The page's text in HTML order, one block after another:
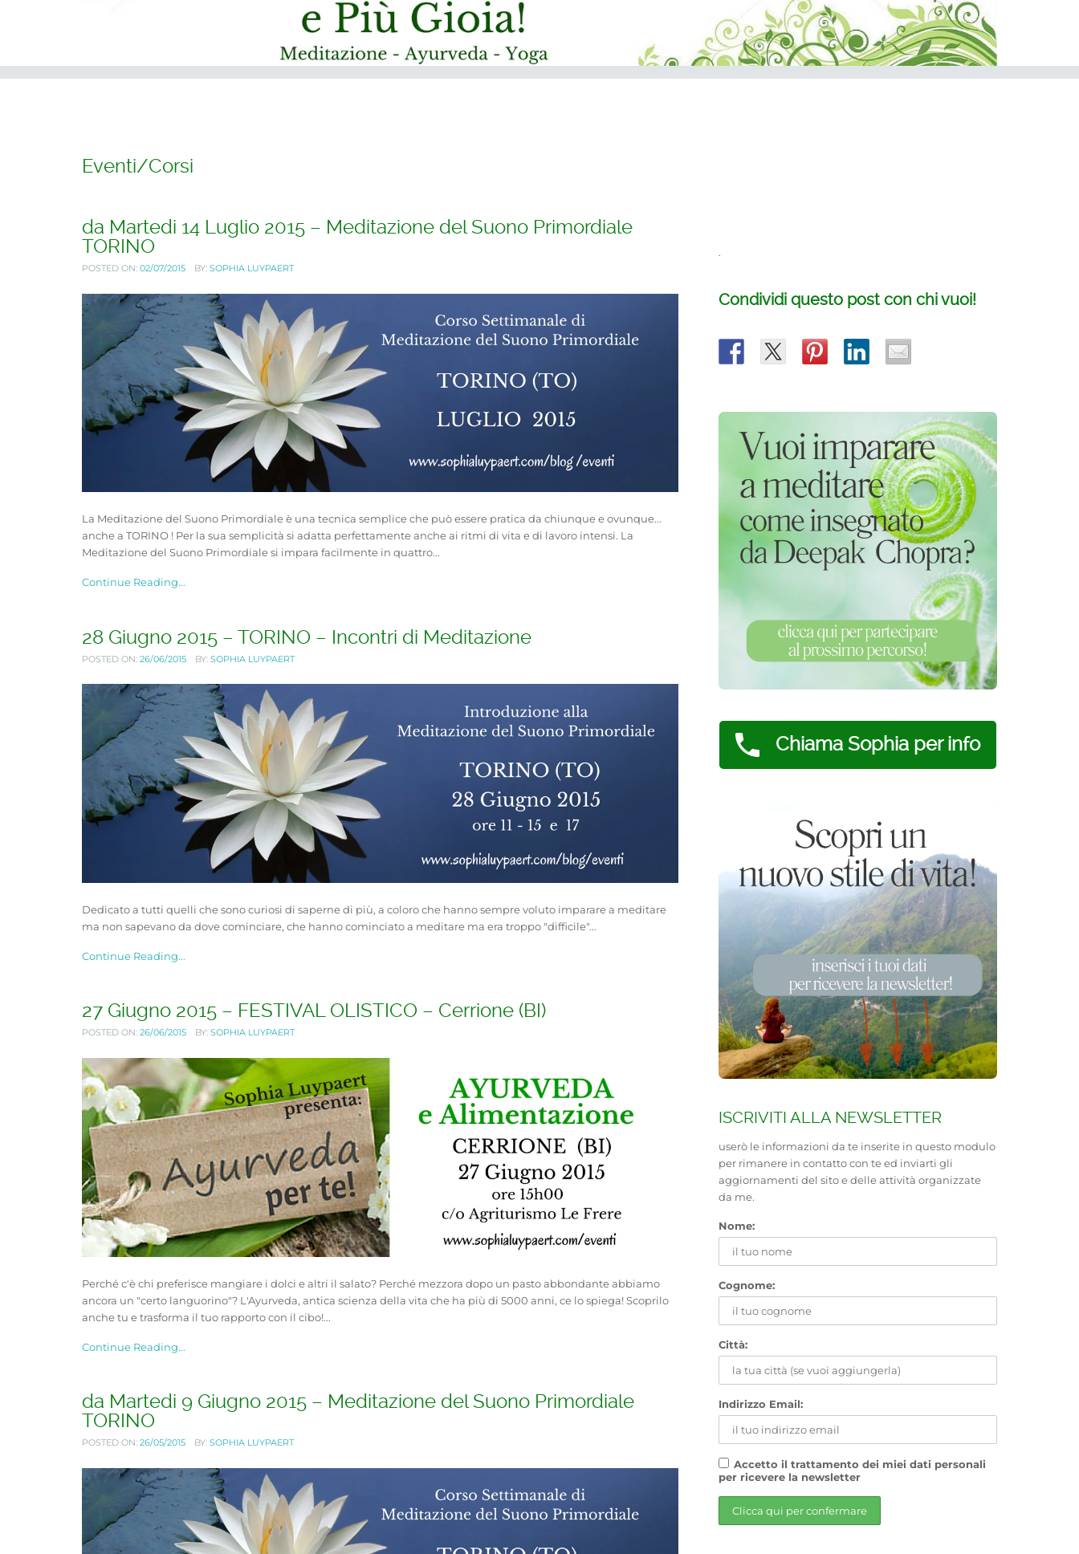
Eventi/Corsi
da Martedi 14 Luglio 2015 – Meditazione del Suono Primordiale
TORINO
POSTED ON: 02/07/2015 BY: SOPHIA LUYPAERT
La Meditazione del Suono Primordiale è una tecnica semplice che può essere pratica da chiunque e ovunque...
anche a TORINO ! Per la sua semplicità si adatta perfettamente anche ai ritmi di vita e di lavoro intensi. La
Meditazione del Suono Primordiale si impara facilmente in quattro...
Continue Reading...
28 Giugno 2015 – TORINO – Incontri di Meditazione
POSTED ON: 26/06/2015 BY: SOPHIA LUYPAERT
Dedicato a tutti quelli che sono curiosi di saperne di più, a coloro che hanno sempre voluto imparare a meditare
ma non sapevano da dove cominciare, che hanno cominciato a meditare ma era troppo "difficile"...
Continue Reading...
27 Giugno 2015 – FESTIVAL OLISTICO – Cerrione (BI)
POSTED ON: 26/06/2015 BY: SOPHIA LUYPAERT
Perché c'è chi preferisce mangiare i dolci e altri il salato? Perché mezzora dopo un pasto abbondante abbiamo
ancora un "certo languorino"? L'Ayurveda, antica scienza della vita che ha più di 5000 anni, ce lo spiega! Scoprilo
anche tu e trasforma il tuo rapporto con il cibo!...
Continue Reading...
da Martedi 9 Giugno 2015 – Meditazione del Suono Primordiale
TORINO
POSTED ON: 26/05/2015 BY: SOPHIA LUYPAERT
.
Condividi questo post con chi vuoi!
Chiama Sophia per info
ISCRIVITI ALLA NEWSLETTER
userò le informazioni da te inserite in questo modulo
per rimanere in contatto con te ed inviarti gli
aggiornamenti del sito e delle attività organizzate
da me.
Nome:
Cognome:
Città:
Indirizzo Email:
Accetto il trattamento dei miei dati personali
per ricevere la newsletter